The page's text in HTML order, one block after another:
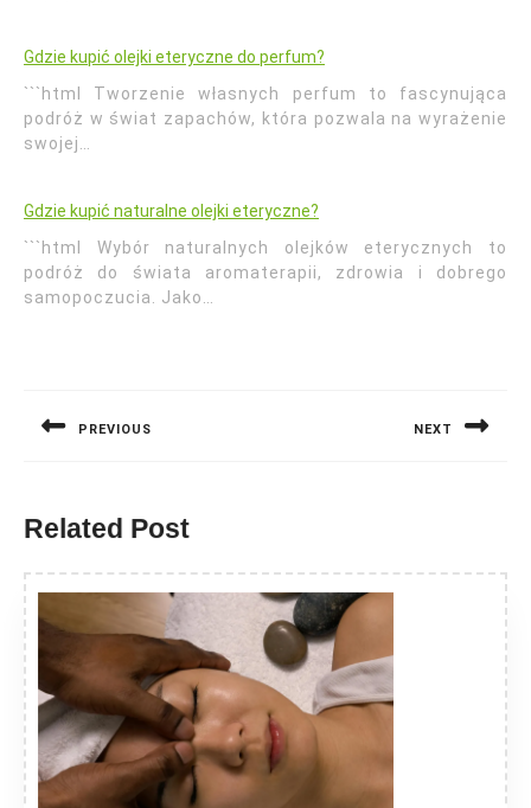
Gdzie kupić olejki eteryczne do perfum?
```html Tworzenie własnych perfum to fascynująca
podróż w świat zapachów, która pozwala na wyrażenie
swojej…
Gdzie kupić naturalne olejki eteryczne?
```html Wybór naturalnych olejków eterycznych to
podróż do świata aromaterapii, zdrowia i dobrego
samopoczucia. Jako…
PREVIOUS NEXT
Related Post